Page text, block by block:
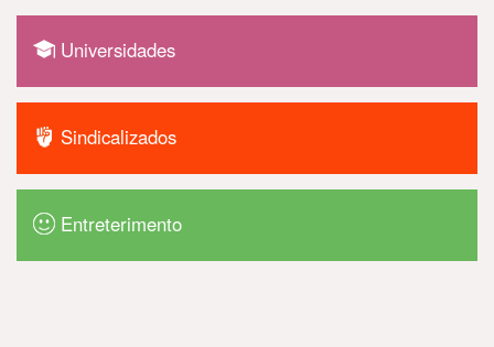
Universidades
Sindicalizados
Entreterimento